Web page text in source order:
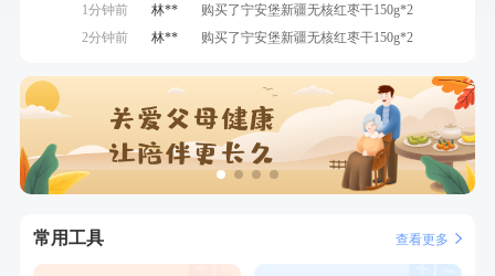
1分钟前
林**
购买了宁安堡新疆无核红枣干150g*2
2分钟前
林**
购买了宁安堡新疆无核红枣干150g*2
叶**
成功预约了男性婚前体检基础套餐
4分钟前
林**
购买了小熊电烤箱 DKX-F10M6
6分钟前
赵*
购买了油米有福B款
成功预约了标准套餐（男）
7分钟前
购买了联创雅斯奶锅DF-CP103M
常用工具 查看更多